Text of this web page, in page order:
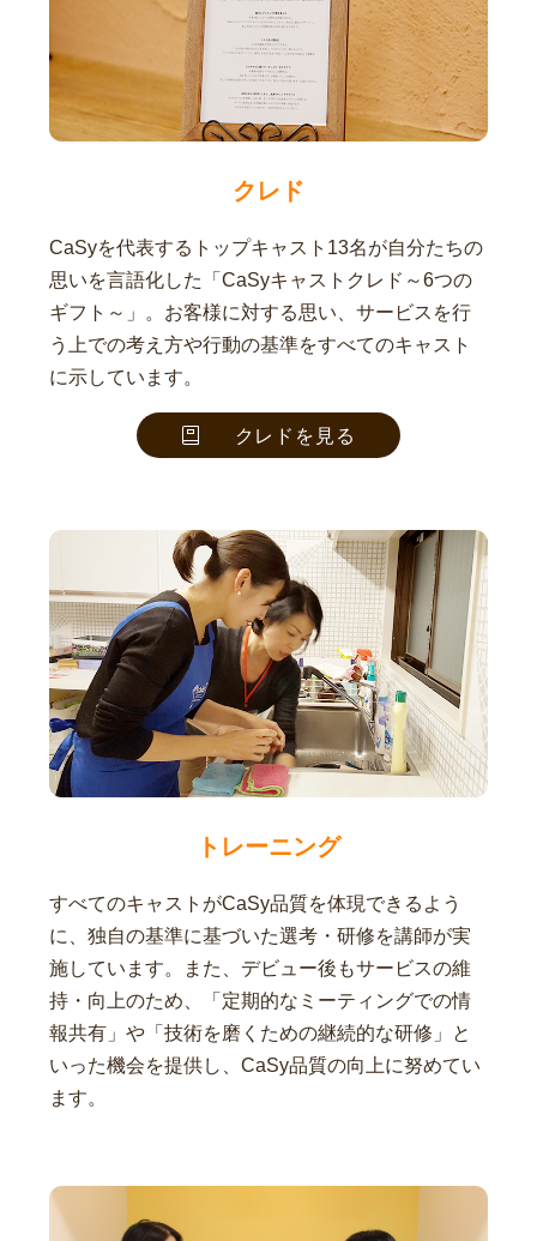
クレド
CaSyを代表するトップキャスト13名が自分たちの
思いを言語化した「CaSyキャストクレド～6つの
ギフト～」。お客様に対する思い、サービスを行
う上での考え方や行動の基準をすべてのキャスト
に示しています。
クレドを見る
トレーニング
すべてのキャストがCaSy品質を体現できるよう
に、独自の基準に基づいた選考・研修を講師が実
施しています。また、デビュー後もサービスの維
持・向上のため、「定期的なミーティングでの情
報共有」や「技術を磨くための継続的な研修」と
いった機会を提供し、CaSy品質の向上に努めてい
ます。